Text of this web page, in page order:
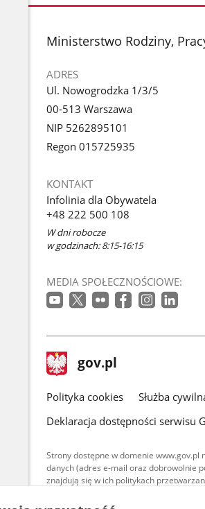
stopka
Ministerstwo Rodziny,
ADRES
Ul. Nowogrodzka 1/3/5
00-513 Warszawa
NIP 5262895101
Regon 015725935
KONTAKT
Infolinia dla Obywatela
+48 222 500 108
W dni robocze
w godzinach: 8:15-16:15
MEDIA SPOŁECZNOŚCIOWE:
stopka
gov.pl Strona
gov.pl
gov.pl
Polityka cookies Służba
Deklaracja dostępności serwisu
Strony dostępne w domenie
danych (adres e-mail oraz dobrowolnie
znajdują się w ich politykach
Treści tekstowe